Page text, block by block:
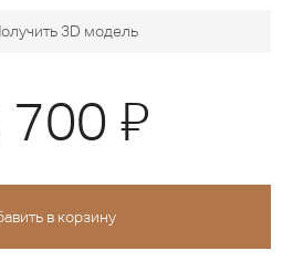
3D модель
700 Я